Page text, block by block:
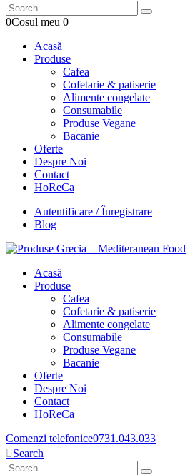
0Cosul meu 0
Acasă
Produse
Cafea
Cofetarie & patiserie
Alimente congelate
Consumabile
Produse Vegane
Bacanie
Oferte
Despre Noi
Contact
HoReCa
Autentificare / Înregistrare
Blog
Acasă
Produse
Cafea
Cofetarie & patiserie
Alimente congelate
Consumabile
Produse Vegane
Bacanie
Oferte
Despre Noi
Contact
HoReCa
Comenzi telefonice0731.043.033
Search